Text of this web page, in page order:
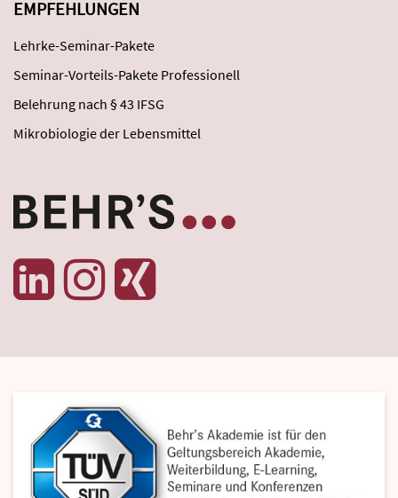
EMPFEHLUNGEN
Lehrke-Seminar-Pakete
Seminar-Vorteils-Pakete Professionell
Belehrung nach § 43 IFSG
Mikrobiologie der Lebensmittel